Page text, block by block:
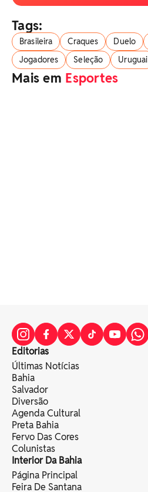
Tags:
Brasileira Craques Duelo
Jogadores
Seleção Uruguai
Mais em Esportes
Editorias
Últimas Notícias
Bahia
Salvador
Diversão
Agenda Cultural
Preta Bahia
Fervo Das Cores
Colunistas
Interior Da Bahia
Página Principal
Feira De Santana